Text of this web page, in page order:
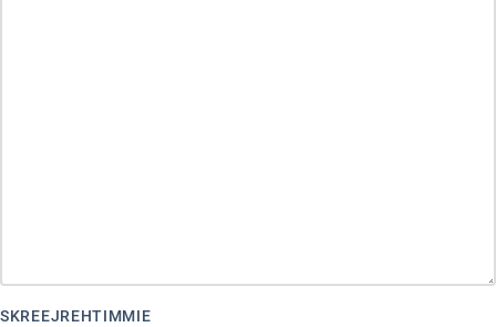
SKREEJREHTIMMIE